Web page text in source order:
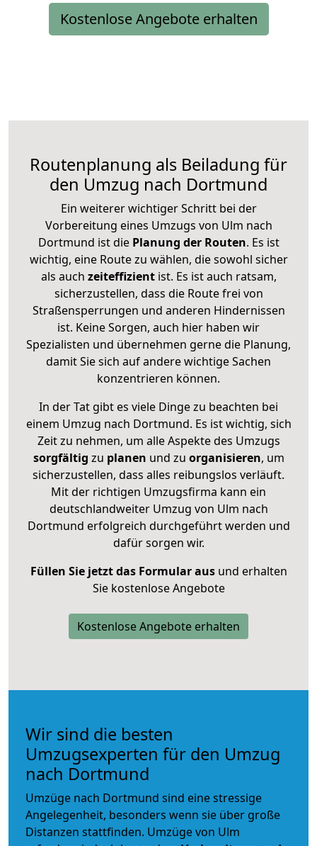
Kostenlose Angebote erhalten
Routenplanung als Beiladung für
den Umzug nach Dortmund
Ein weiterer wichtiger Schritt bei der
Vorbereitung eines Umzugs von Ulm nach
Dortmund ist diePlanung der Routen. Es ist
wichtig, eine Route zu wählen, die sowohl sicher
als auch zeiteffizientist. Es ist auch ratsam,
sicherzustellen, dass die Route frei von
Straßensperrungen und anderen Hindernissen
ist. Keine Sorgen, auch hier haben wir
Spezialisten und übernehmen gerne die Planung,
damit Sie sich auf andere wichtige Sachen
konzentrieren können.
In der Tat gibt es viele Dinge zu beachten bei
einem Umzug nach Dortmund. Es ist wichtig, sich
Zeit zu nehmen, um alle Aspekte des Umzugs
sorgfältig zu planen und zu organisieren, um
sicherzustellen, dass alles reibungslos verläuft.
Mit der richtigen Umzugsfirma kann ein
deutschlandweiter Umzug von Ulm nach
Dortmund erfolgreich durchgeführt werden und
dafür sorgen wir.
Füllen Sie jetzt das Formular ausund erhalten
Sie kostenlose Angebote
Kostenlose Angebote erhalten
Wir sind die besten
Umzugsexperten für den Umzug
nach Dortmund
Umzüge nach Dortmund sind eine stressige
Angelegenheit, besonders wenn sie über große
Distanzen stattfinden. Umzüge von Ulm